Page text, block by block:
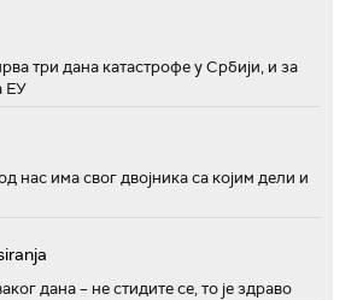
три дана катастрофе у Србији, и за
ЕУ
нас има свог двојника са којим дели и
дана – не стидите се, то је здраво